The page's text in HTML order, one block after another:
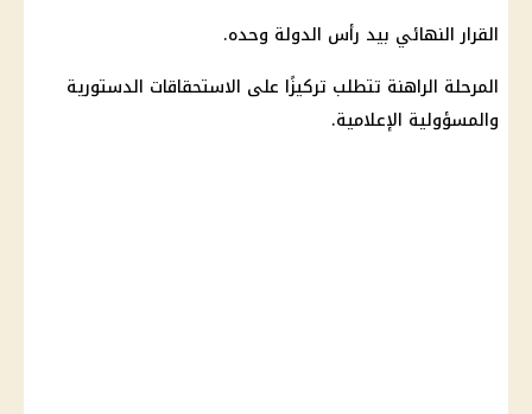
القرار النهائي بيد رأس الدولة وحده.
المرحلة الراهنة تتطلب تركيزًا على الاستحقاقات الدستورية
والمسؤولية الإعلامية.